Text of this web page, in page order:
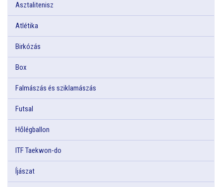
Asztalitenisz
Atlétika
Birkózás
Box
Falmászás és sziklamászás
Futsal
Hőlégballon
ITF Taekwon-do
Íjászat